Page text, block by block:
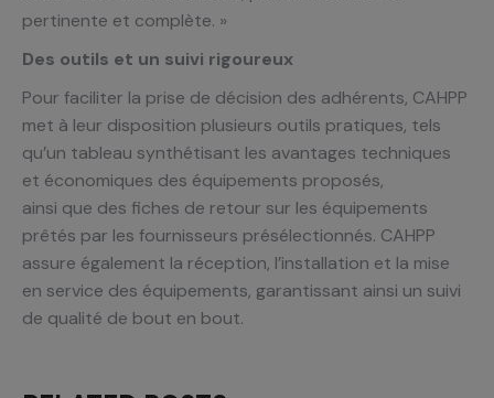
pertinente et complète. »
Des outils et un suivi rigoureux
Pour faciliter la prise de décision des adhérents, CAHPP
met à leur disposition plusieurs outils pratiques, tels
qu’un tableau synthétisant les avantages techniques
et économiques des équipements proposés,
ainsi que des fiches de retour sur les équipements
prêtés par les fournisseurs présélectionnés. CAHPP
assure également la réception, l’installation et la mise
en service des équipements, garantissant ainsi un suivi
de qualité de bout en bout.